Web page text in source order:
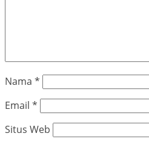
Nama *
Email *
Situs Web